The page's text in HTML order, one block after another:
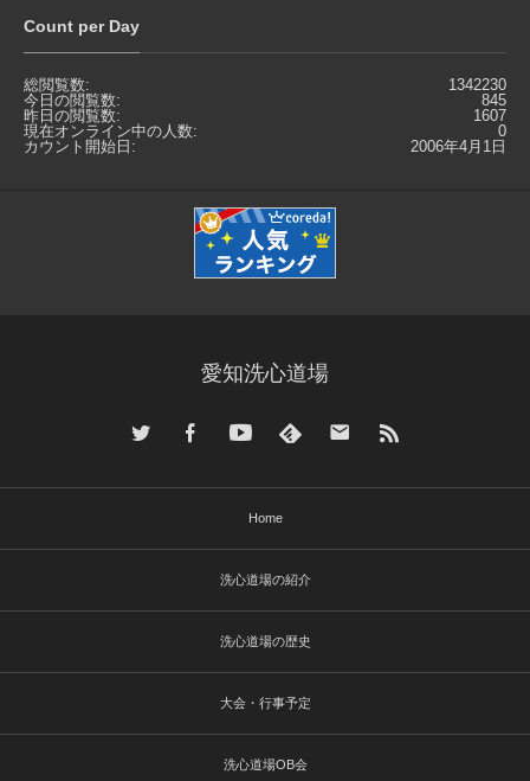
Count per Day
1342230
総閲覧数:
845
今日の閲覧数:
1607
昨日の閲覧数:
0
現在オンライン中の人数:
2006年4月1日
カウント開始日:
愛知洗心道場
Home
洗心道場の紹介
洗心道場の歴史
大会・行事予定
洗心道場OB会